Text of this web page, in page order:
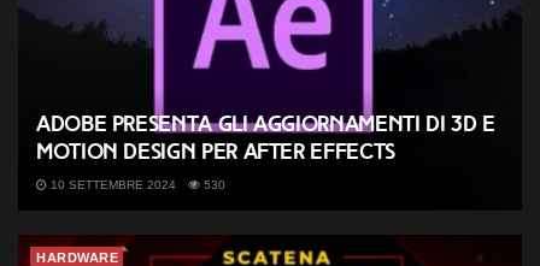
Adobe presenta gli aggiornamenti di 3D e
Motion Design per After Effects
10 SETTEMBRE 2024 530
HARDWARE